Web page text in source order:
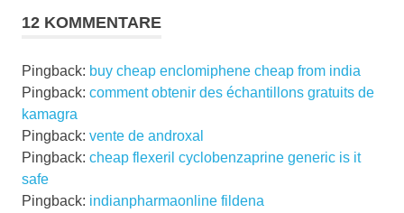
12 KOMMENTARE
Pingback: buy cheap enclomiphene cheap from india
Pingback: comment obtenir des échantillons gratuits de
kamagra
Pingback: vente de androxal
Pingback: cheap flexeril cyclobenzaprine generic is it
safe
Pingback: indianpharmaonline fildena